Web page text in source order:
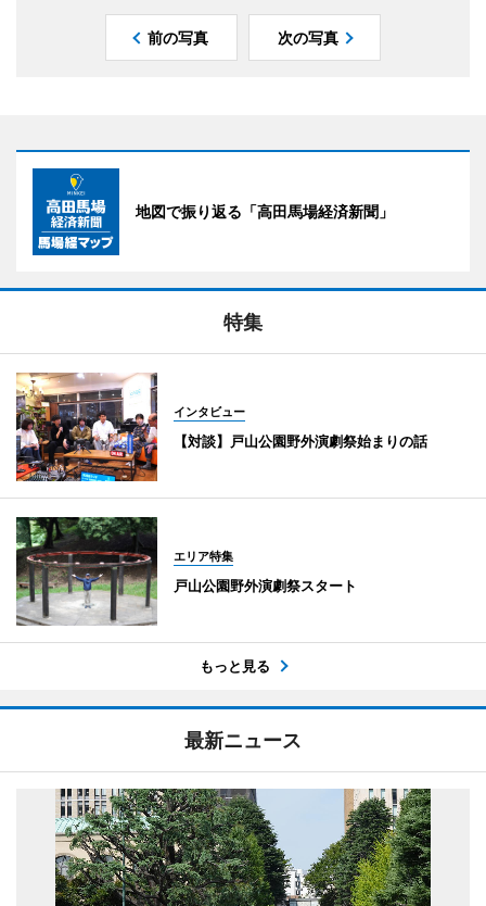
前の写真 次の写真
地図で振り返る「高田馬場経済新聞」
特集
インタビュー
【対談】戸山公園野外演劇祭始まりの話
エリア特集
戸山公園野外演劇祭スタート
もっと見る
最新ニュース